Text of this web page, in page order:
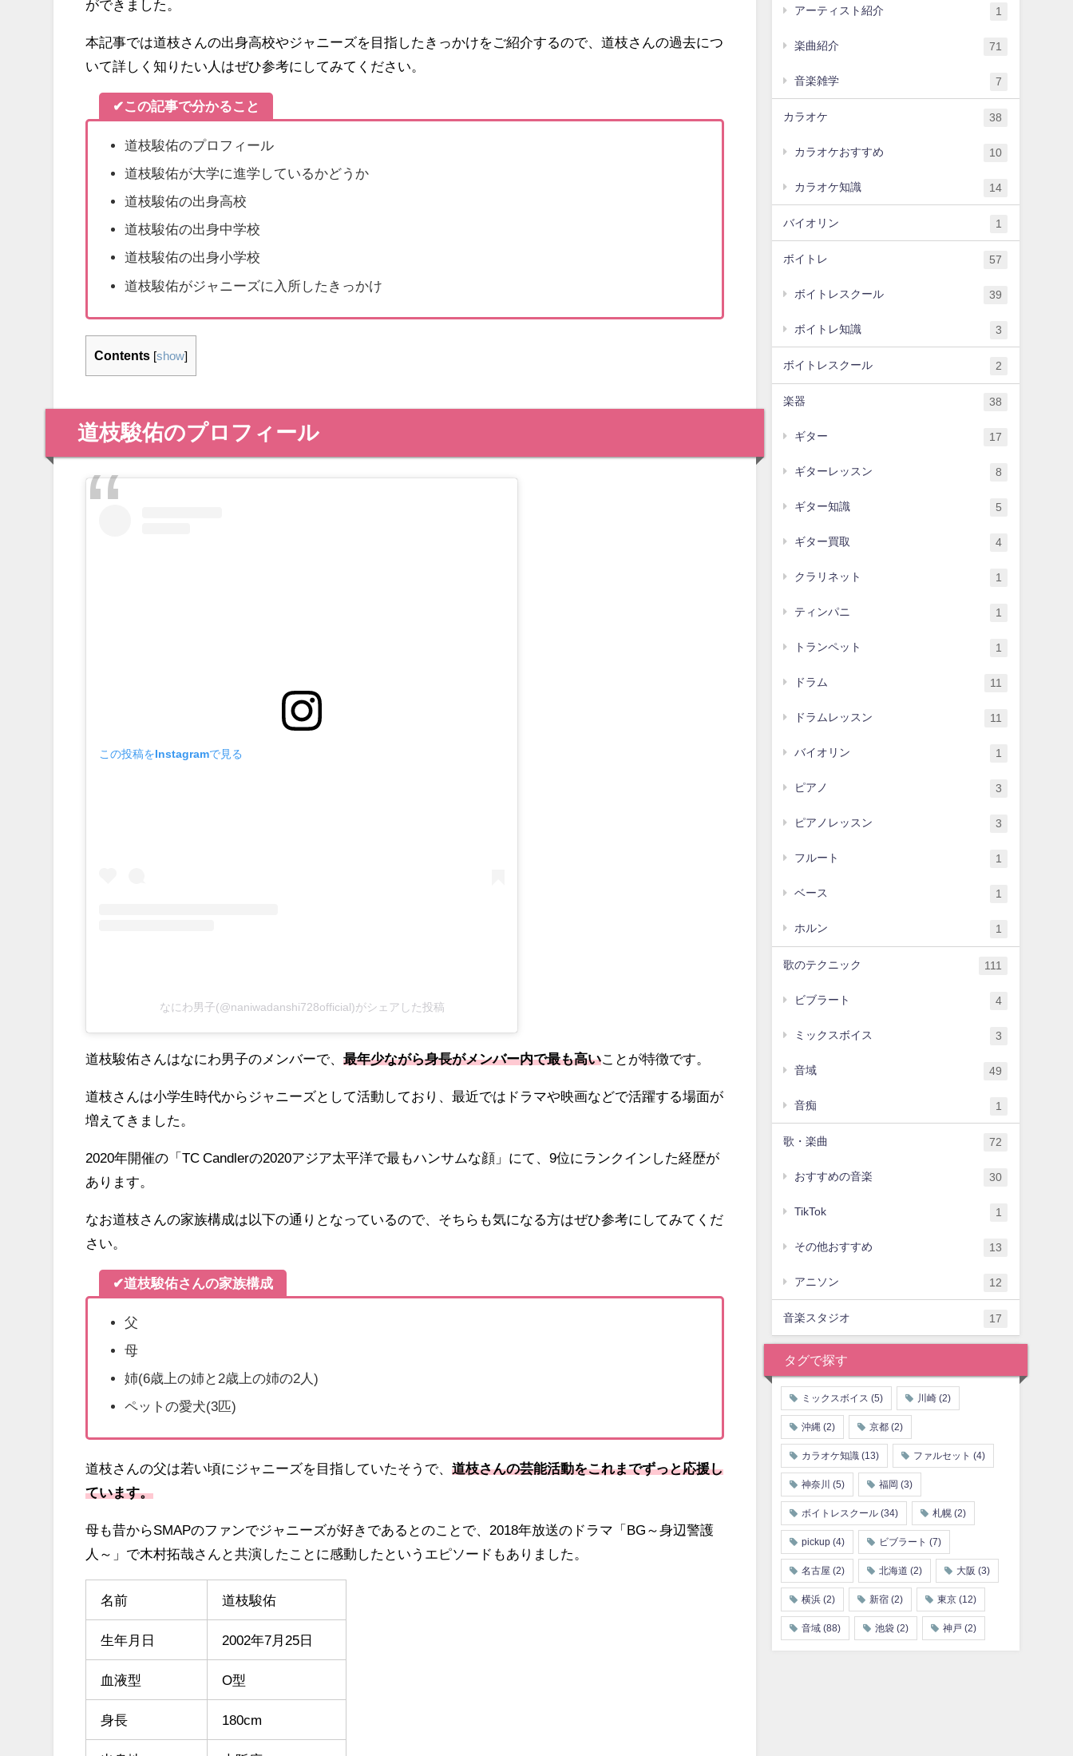
ができました。
本記事では道枝さんの出身高校やジャニーズを目指したきっかけをご紹介するので、道枝さんの過去につ
いて詳しく知りたい人はぜひ参考にしてみてください。
✔この記事で分かること
道枝駿佑のプロフィール
道枝駿佑が大学に進学しているかどうか
道枝駿佑の出身高校
道枝駿佑の出身中学校
道枝駿佑の出身小学校
道枝駿佑がジャニーズに入所したきっかけ
Contents [show
道枝駿佑のプロフィール
この投稿をInstagramで見る
なにわ男子(@naniwadanshi728official)がシェアした投稿
道枝駿佑さんはなにわ男子のメンバーで、最年少ながら身長がメンバー内で最も高い ことが特徴です。
道枝さんは小学生時代からジャニーズとして活動しており、最近ではドラマや映画などで活躍する場面が
増えてきました。
2020年開催の「TC Candlerの2020アジア太平洋で最もハンサムな顔」にて、9位にランクインした経歴が
あります。
なお道枝さんの家族構成は以下の通りとなっているので、そちらも気になる方はぜひ参考にしてみてくだ
さい。
✔道枝駿佑さんの家族構成
父
母
姉(6歳上の姉と2歳上の姉の2人)
ペットの愛犬(3匹)
道枝さんの父は若い頃にジャニーズを目指していたそうで、道枝さんの芸能活動をこれまでずっと応援し
ています。
母も昔からSMAPのファンでジャニーズが好きであるとのことで、2018年放送のドラマ「BG～身辺警護
人～」で木村拓哉さんと共演したことに感動したというエピソードもありました。
名前 道枝駿佑
生年月日 2002年7月25日
血液型 O型
身長 180cm
アーティスト紹介 1
楽曲紹介 71
音楽雑学 7
カラオケ 38
カラオケおすすめ 10
カラオケ知識 14
バイオリン 1
ボイトレ 57
ボイトレスクール 39
ボイトレ知識 3
ボイトレスクール 2
楽器 38
ギター 17
ギターレッスン 8
ギター知識 5
ギター買取 4
クラリネット 1
ティンパニ 1
トランペット 1
ドラム 11
ドラムレッスン 11
バイオリン 1
ピアノ 3
ピアノレッスン 3
フルート 1
ベース 1
ホルン 1
歌のテクニック 111
ビブラート 4
ミックスボイス 3
音域 49
音痴 1
歌・楽曲 72
おすすめの音楽 30
TikTok 1
その他おすすめ 13
アニソン 12
音楽スタジオ 17
タグで探す
ミックスボイス (5) 川崎(2)
沖縄 (2) 京都(2)
カラオケ知識 (13) ファルセット (4)
神奈川 (5) 福岡 (3)
ボイトレスクール(34) 札幌(2)
pickup(4) ビブラート (7)
名古屋 (2) 北海道 (2) 大阪 (3)
横浜(2) 新宿(2) 東京(12)
音域(88) 池袋(2) 神戸 (2)